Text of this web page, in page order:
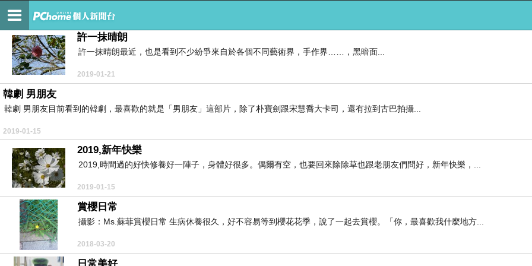
藍天日晴 日日日晴
許一抹晴朗
許一抹晴朗最近，也是看到不少紛爭來自於各個不同藝術界，手作界……，黑暗面...
2019-01-21
韓劇 男朋友
韓劇 男朋友目前看到的韓劇，最喜歡的就是「男朋友」這部片，除了朴寶劍跟宋慧喬大卡司，還有拉到古巴拍攝...
2019-01-15
2019,新年快樂
2019,時間過的好快修養好一陣子，身體好很多。偶爾有空，也要回來除除草也跟老朋友們問好，新年快樂，...
2019-01-15
賞櫻日常
攝影：Ms.蘇菲賞櫻日常 生病休養很久，好不容易等到櫻花花季，說了一起去賞櫻。「你，最喜歡我什麼地方...
2018-03-20